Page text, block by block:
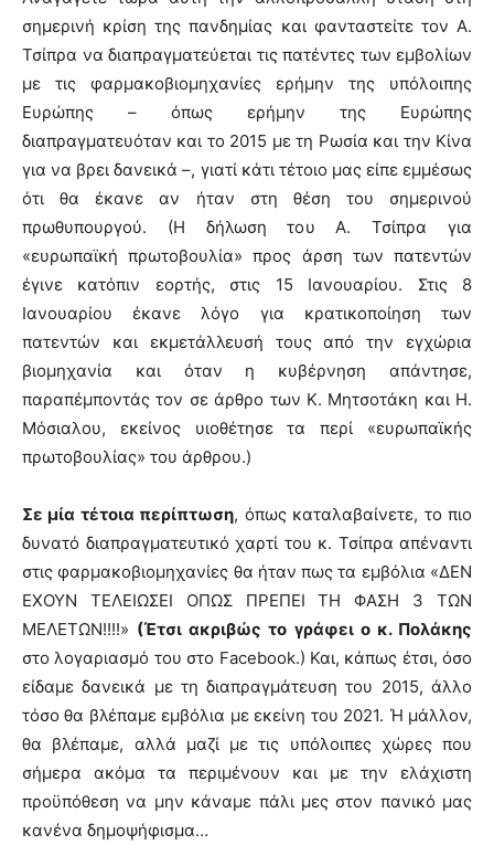
σημερινή κρίση της πανδημίας και φανταστείτε τον Α.
Τσίπρα να διαπραγματεύεται τις πατέντες των εμβολίων
με τις φαρμακοβιομηχανίες ερήμην της υπόλοιπης
Ευρώπης – όπως ερήμην της Ευρώπης
διαπραγματευόταν και το 2015 με τη Ρωσία και την Κίνα
για να βρει δανεικά –, γιατί κάτι τέτοιο μας είπε εμμέσως
ότι θα έκανε αν ήταν στη θέση του σημερινού
πρωθυπουργού. (Η δήλωση του Α. Τσίπρα για
«ευρωπαϊκή πρωτοβουλία» προς άρση των πατεντών
έγινε κατόπιν εορτής, στις 15 Ιανουαρίου. Στις 8
Ιανουαρίου έκανε λόγο για κρατικοποίηση των
πατεντών και εκμετάλλευσή τους από την εγχώρια
βιομηχανία και όταν η κυβέρνηση απάντησε,
παραπέμποντάς τον σε άρθρο των Κ. Μητσοτάκη και Η.
Μόσιαλου, εκείνος υιοθέτησε τα περί «ευρωπαϊκής
πρωτοβουλίας» του άρθρου.)
Σε μία τέτοια περίπτωση, όπως καταλαβαίνετε, το πιο
δυνατό διαπραγματευτικό χαρτί του κ. Τσίπρα απέναντι
στις φαρμακοβιομηχανίες θα ήταν πως τα εμβόλια «ΔΕΝ
ΕΧΟΥΝ ΤΕΛΕΙΩΣΕΙ ΟΠΩΣ ΠΡΕΠΕΙ ΤΗ ΦΑΣΗ 3 ΤΩΝ
ΜΕΛΕΤΩΝ!!!!» (Έτσι ακριβώς το γράφει ο κ. Πολάκης
στο λογαριασμό του στο Facebook.) Και, κάπως έτσι, όσο
είδαμε δανεικά με τη διαπραγμάτευση του 2015, άλλο
τόσο θα βλέπαμε εμβόλια με εκείνη του 2021. Ή μάλλον,
θα βλέπαμε, αλλά μαζί με τις υπόλοιπες χώρες που
σήμερα ακόμα τα περιμένουν και με την ελάχιστη
προϋπόθεση να μην κάναμε πάλι μες στον πανικό μας
κανένα δημοψήφισμα…